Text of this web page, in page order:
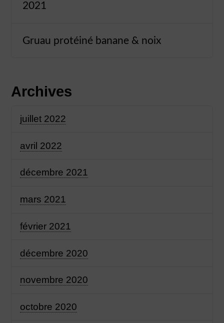
2021
Gruau protéiné banane & noix
Archives
juillet 2022
avril 2022
décembre 2021
mars 2021
février 2021
décembre 2020
novembre 2020
octobre 2020